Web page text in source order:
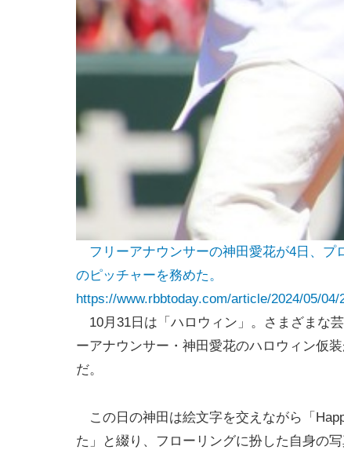
フリーアナウンサーの神田愛花が4日、プ
のピッチャーを務めた。
https://www.rbbtoday.com/article/2024/05/04/
10月31日は「ハロウィン」。さまざまな
ーアナウンサー・神田愛花のハロウィン仮
だ。
この日の神田は絵文字を交えながら「
た」と綴り、フローリングに扮した自身の